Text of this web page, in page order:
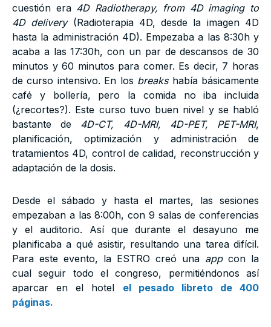
cuestión era 4D Radiotherapy, from 4D imaging to
4D delivery(Radioterapia 4D, desde la imagen 4D
hasta la administración 4D). Empezaba a las 8:30h y
acaba a las 17:30h, con un par de descansos de 30
minutos y 60 minutos para comer. Es decir, 7 horas
de curso intensivo. En los breakshabía básicamente
café y bollería, pero la comida no iba incluida
(¿recortes?). Este curso tuvo buen nivel y se habló
bastante de 4D-CT, 4D-MRI, 4D-PET, PET-MRI,
planificación, optimización y administración de
tratamientos 4D, control de calidad, reconstrucción y
adaptación de la dosis.
Desde el sábado y hasta el martes, las sesiones
empezaban a las 8:00h, con 9 salas de conferencias
y el auditorio. Así que durante el desayuno me
planificaba a qué asistir, resultando una tarea difícil.
Para este evento, la ESTRO creó una appcon la
cual seguir todo el congreso, permitiéndonos así
aparcar en el hotel el pesado libreto de 400
páginas.